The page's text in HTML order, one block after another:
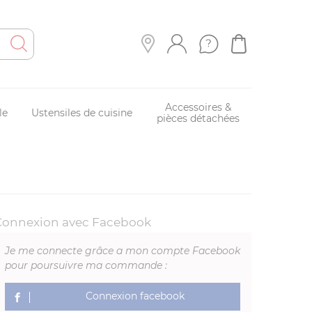
Ustensiles de cuisine
Accessoires &
pièces détachées
avec Facebook
Je me connecte grâce a mon compte Facebook
pour poursuivre ma commande :
Connexion facebook